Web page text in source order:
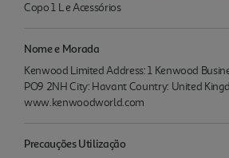
Copo 1 L e Acessórios
Nome e Morada
Kenwood Limited Address: 1 Kenwood
PO9 2NH City: Havant Country: United
www.kenwoodworld.com
Precauções Utilização